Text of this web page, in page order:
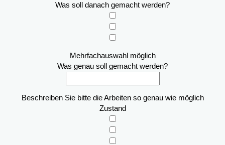
Was soll danach gemacht werden?
Mehrfachauswahl möglich
Was genau soll gemacht werden?
Beschreiben Sie bitte die Arbeiten so genau wie möglich
Zustand